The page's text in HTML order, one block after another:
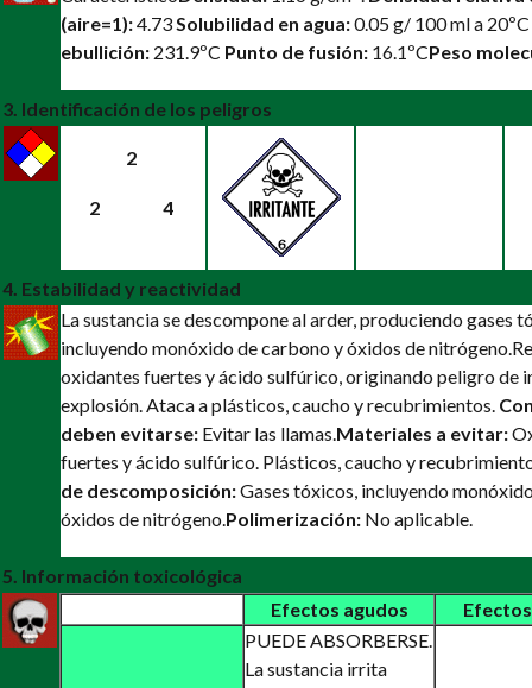
(aire=1):4.73Solubilidad en agua:0.05 g/ 100 ml a 20ºC
ebullición: 231.9ºC Punto de fusión: 16.1ºCPeso
3. Identificación de los peligros
2
2 4
4. Estabilidad y reactividad
La sustancia se descompone al arder, produciendo gases
incluyendo monóxido de carbono y óxidos de nitrógeno.
oxidantes fuertes y ácido sulfúrico, originando peligro de
explosión. Ataca a plásticos, caucho y recubrimientos.
deben evitarse: Evitar las llamas.Materiales a evitar:
fuertes y ácido sulfúrico. Plásticos, caucho y
de descomposición:Gases tóxicos, incluyendo
óxidos de nitrógeno.Polimerización: No aplicable.
5. Información toxicológica
Efectos agudos
PUEDE ABSORBERSE.
La sustancia irrita